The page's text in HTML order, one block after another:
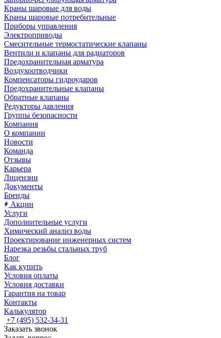
Краны шаровые для воды
Краны шаровые потребительные
Приборы управления
Электроприводы
Смесительные термостатические клапаны
Вентили и клапаны для радиаторов
Предохранительная арматура
Воздухоотводчики
Компенсаторы гидроударов
Предохранительные клапаны
Обратные клапаны
Редукторы давления
Группы безопасности
Компания
О компании
Новости
Команда
Отзывы
Карьера
Лицензии
Документы
Бренды
Акции
Услуги
Дополнительные услуги
Химический анализ воды
Проектирование инженерных систем
Нарезка резьбы стальных труб
Блог
Как купить
Условия оплаты
Условия доставки
Гарантия на товар
Контакты
Калькулятор
+7 (495) 532‑34‑31
Заказать звонок